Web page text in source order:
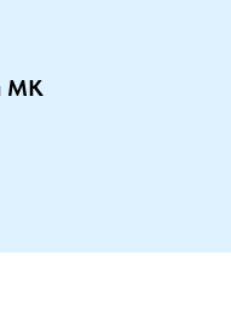
МК